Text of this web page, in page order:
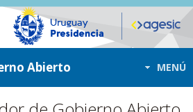
Abierto MENÚ